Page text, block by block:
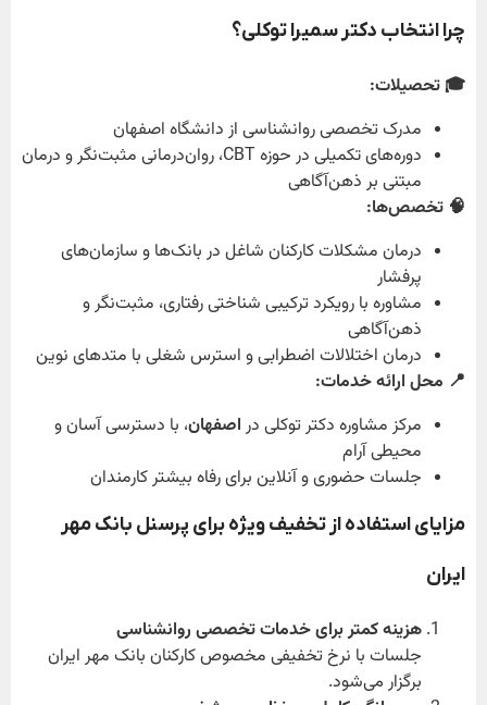
چرا انتخاب دکتر سمیرا توکلی؟
🎓 تحصیلات:
مدرک تخصصی روانشناسی از دانشگاه اصفهان
دوره‌های تکمیلی در حوزه CBT، روان‌درمانی مثبت‌نگر و درمان
مبتنی بر ذهن‌آگاهی
🧠 تخصص‌ها:
درمان مشکلات کارکنان شاغل در بانک‌ها و سازمان‌های
پرفشار
مشاوره با رویکرد ترکیبی شناختی رفتاری، مثبت‌نگر و
ذهن‌آگاهی
درمان اختلالات اضطرابی و استرس شغلی با متدهای نوین
📍 محل ارائه خدمات:
مرکز مشاوره دکتر توکلی در اصفهان، با دسترسی آسان و
محیطی آرام
جلسات حضوری و آنلاین برای رفاه بیشتر کارمندان
مزایای استفاده از تخفیف ویژه برای پرسنل بانک مهر
ایران
هزینه کمتر برای خدمات تخصصی روانشناسی
جلسات با نرخ تخفیفی مخصوص کارکنان بانک مهر ایران
برگزار می‌شود.